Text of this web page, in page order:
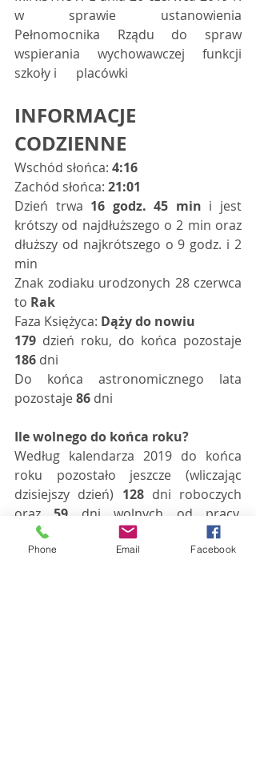
w sprawie ustanowienia
Pełnomocnika Rządu do spraw
wspierania wychowawczej funkcji
szkoły i      placówki
INFORMACJE
CODZIENNE
Wschód słońca: 4:16
Zachód słońca: 21:01
Dzień trwa 16 godz. 45 min i jest
krótszy od najdłuższego o 2 min oraz
dłuższy od najkrótszego o 9 godz. i 2
min
Znak zodiaku urodzonych 28 czerwca
to Rak
Faza Księżyca: Dąży do nowiu
179
186 dni
Do końca astronomicznego lata
pozostaje 86 dni
Ile wolnego do końca roku?
Według kalendarza 2019 do końca
roku pozostało jeszcze (wliczając
dzisiejszy dzień) 128 dni roboczych
oraz 59 dni wolnych od pracy,
uwzględniając święta oraz weekendy.
Phone Email Facebook